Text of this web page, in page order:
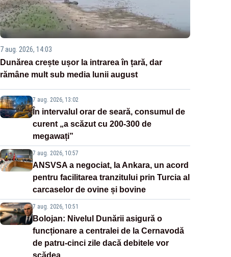
7 aug. 2026, 14:03
Dunărea crește ușor la intrarea în țară, dar
rămâne mult sub media lunii august
7 aug. 2026, 13:02
În intervalul orar de seară, consumul de
curent „a scăzut cu 200-300 de
megawați”
7 aug. 2026, 10:57
ANSVSA a negociat, la Ankara, un acord
pentru facilitarea tranzitului prin Turcia al
carcaselor de ovine și bovine
7 aug. 2026, 10:51
Bolojan: Nivelul Dunării asigură o
funcționare a centralei de la Cernavodă
de patru-cinci zile dacă debitele vor